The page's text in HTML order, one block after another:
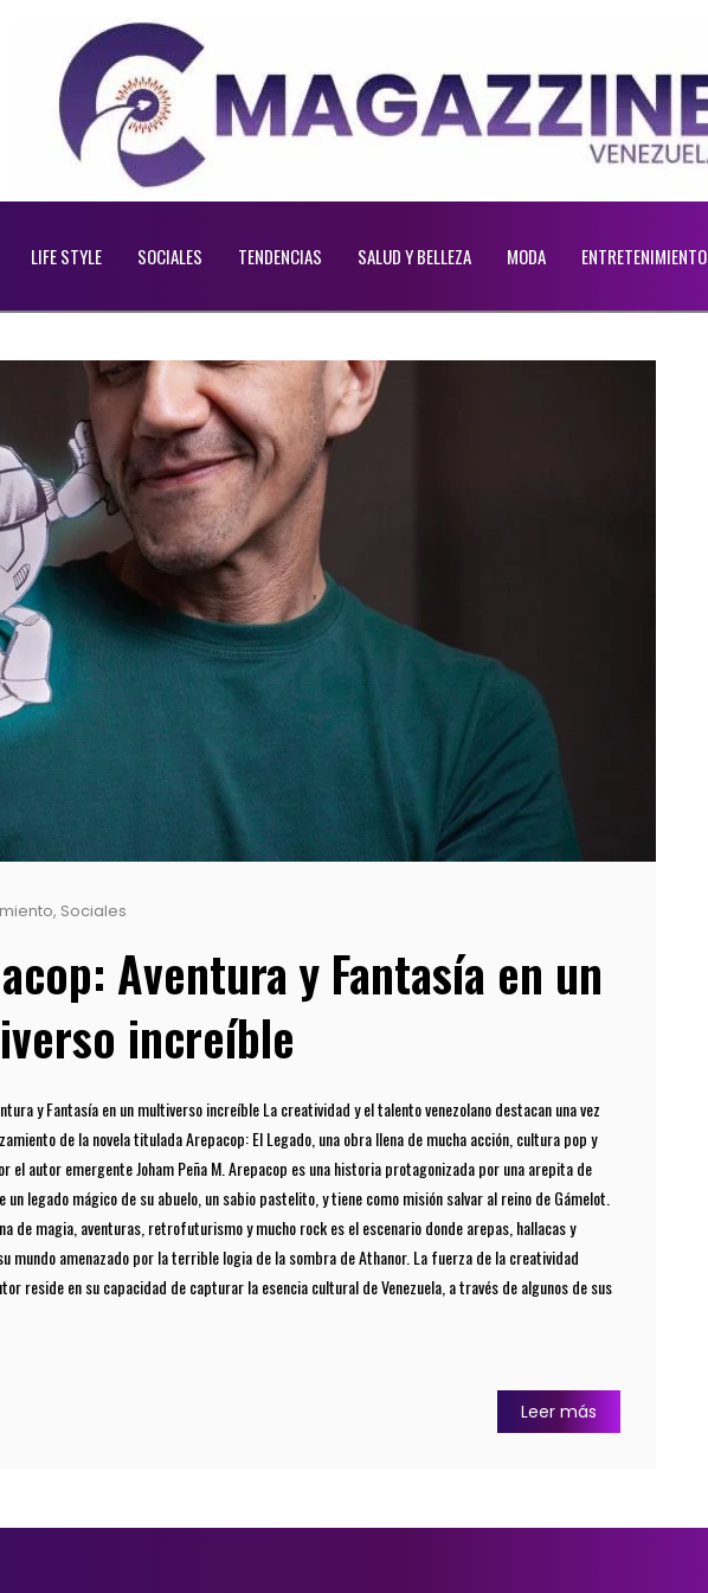
LIFE STYLE SOCIALES TENDENCIAS SALUD Y BELLEZA MODA ENTRETENIMIENTO
, Sociales
Aventura y Fantasía en un
increíble
y Fantasía en un multiverso increíble La creatividad y el talento venezolano destacan una vez
de la novela titulada Arepacop: El Legado, una obra llena de mucha acción, cultura pop y
el autor emergente Joham Peña M. Arepacop es una historia protagonizada por una arepita de
un legado mágico de su abuelo, un sabio pastelito, y tiene como misión salvar al reino de Gámelot.
de magia, aventuras, retrofuturismo y mucho rock es el escenario donde arepas, hallacas y
mundo amenazado por la terrible logia de la sombra de Athanor. La fuerza de la creatividad
reside en su capacidad de capturar la esencia cultural de Venezuela, a través de algunos de sus
Leer más